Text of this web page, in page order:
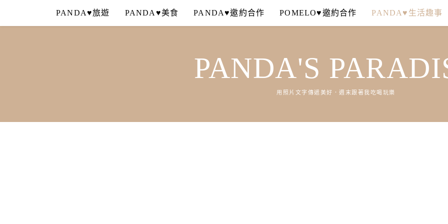
content
PANDA♥旅遊 PANDA♥美食 PANDA♥邀約合作 POMELO♥邀約合作 PANDA♥生活趣事
PANDA'S
用照片文字傳遞美好．週末跟著我吃喝玩樂